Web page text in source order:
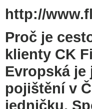
http://
Proč je
klienty CK
Evropská
pojištění v
jedničku.